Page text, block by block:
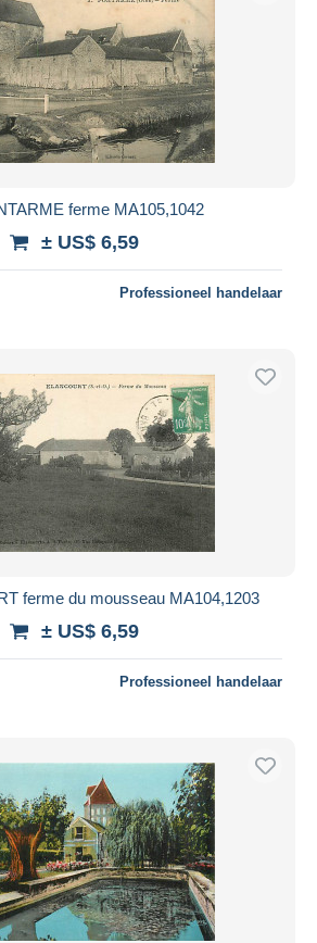
ferme MA105,1042
± US$ 6,59
Professioneel handelaar
ferme du mousseau MA104,1203
± US$ 6,59
Professioneel handelaar